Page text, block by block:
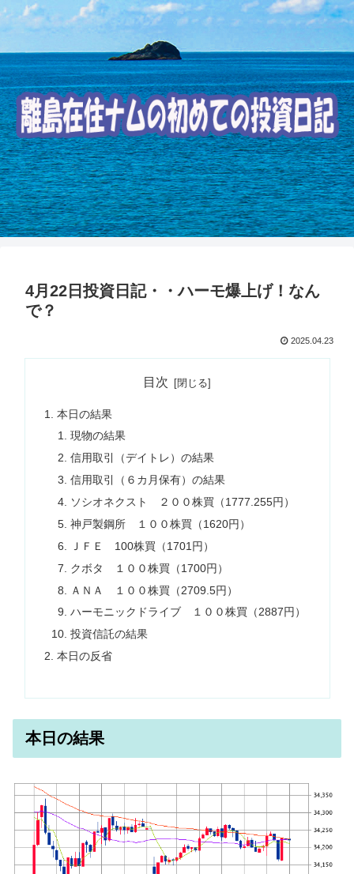
4月22日投資日記・・ハーモ爆上げ！なん
で？
2025.04.23
目次
本日の結果
現物の結果
信用取引（デイトレ）の結果
信用取引（６カ月保有）の結果
ソシオネクスト ２００株買（1777.255円）
神戸製鋼所 １００株買（1620円）
ＪＦＥ 100株買（1701円）
クボタ １００株買（1700円）
ＡＮＡ １００株買（2709.5円）
ハーモニックドライブ １００株買（2887円）
投資信託の結果
本日の反省
本日の結果